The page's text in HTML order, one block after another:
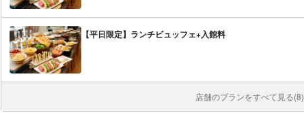
【平日限定】ランチビュッフェ+入館料
店舗のプランをすべて見る(8)